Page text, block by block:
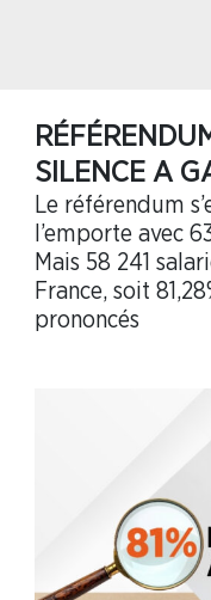
SILENCE A
Le référendum
l’emporte avec
Mais 58 241
France, soit
prononcés